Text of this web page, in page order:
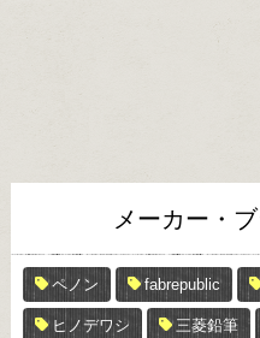
メーカー・
ペノン fabrepublic
ヒノデワシ 三菱鉛筆